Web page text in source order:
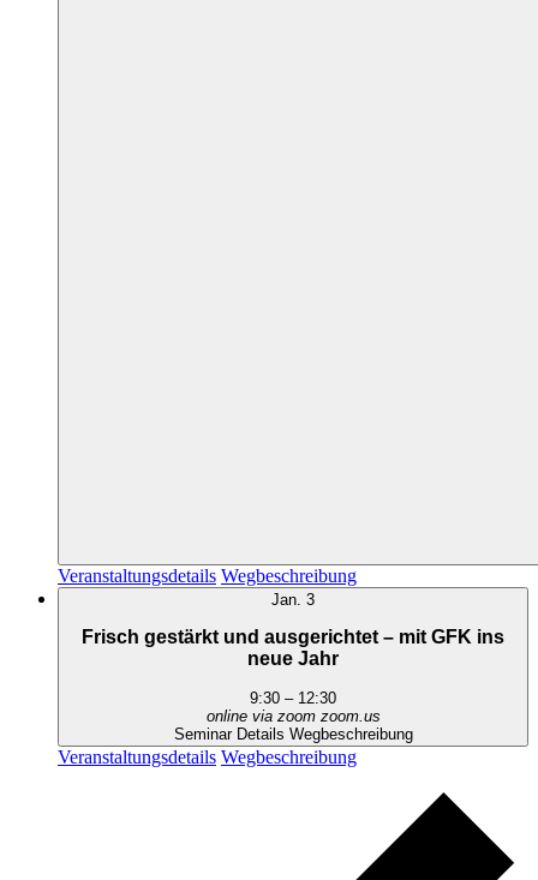
Veranstaltungsdetails Wegbeschreibung
Jan. 3
Frisch gestärkt und ausgerichtet – mit GFK ins
neue Jahr
9:30 – 12:30
online via zoom zoom.us
Seminar Details Wegbeschreibung
Veranstaltungsdetails Wegbeschreibung